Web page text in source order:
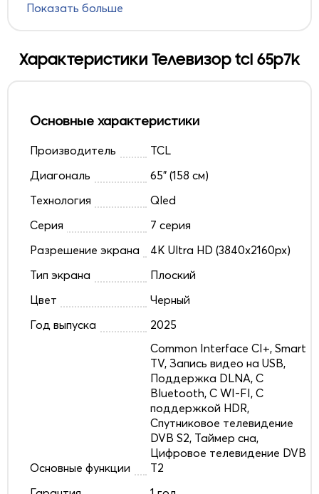
Показать больше
Характеристики Телевизор tcl 65p7k
Основные характеристики
Производитель
TCL
Диагональ
65" (158 см)
Технология
Qled
Серия
7 серия
Разрешение экрана
4K Ultra HD (3840x2160px)
Тип экрана
Плоский
Цвет
Черный
Год выпуска
2025
Основные функции
Common Interface CI+, Smart
TV, Запись видео на USB,
Поддержка DLNA, С
Bluetooth, С WI-FI, С
поддержкой HDR,
Спутниковое телевидение
DVB S2, Таймер сна,
Цифровое телевидение DVB
T2